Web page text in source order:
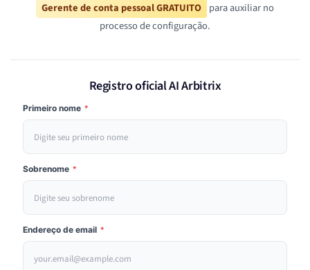
Gerente de conta pessoal GRATUITO para auxiliar no
processo de configuração.
Registro oficial AI Arbitrix
Primeiro nome *
Sobrenome *
Endereço de email *